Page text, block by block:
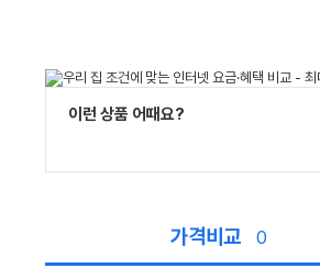
이런 상품 어때요?
가격비교 0